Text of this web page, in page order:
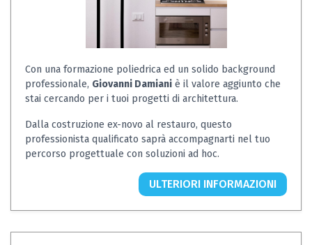
Con una formazione poliedrica ed un solido background
professionale, Giovanni Damiani è il valore aggiunto che
stai cercando per i tuoi progetti di architettura.
Dalla costruzione ex-novo al restauro, questo
professionista qualificato saprà accompagnarti nel tuo
percorso progettuale con soluzioni ad hoc.
ULTERIORI INFORMAZIONI